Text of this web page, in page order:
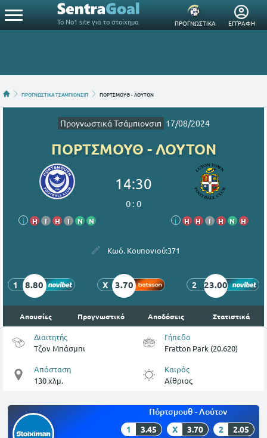
Το Νο1 site για το στοίχημα ΠΡΟΓΝΩΣΤΙΚΑ ΕΓΓΡΑΦΗ
ΠΡΟΓΝΩΣΤΙΚΑ ΤΣΑΜΠΙΟΝΣΙΠ ΠΟΡΤΣΜΟΥΘ - ΛΟΥΤΟΝ
Προγνωστικά Τσάμπιονσιπ 17/08/2024
ΠΟΡΤΣΜΟΥΘ - ΛΟΥΤΟΝ
i Η Ι Η Ι Ν Ν
14:30
0: 0
i Η Η Ι Η Ν Η
Κωδ. Κουπονιού:371
1 8.80 X 3.70 2 23.00
Απουσίες Προγνωστικό Αποδόσεις Στατιστικά
Διαιτητής
Τζον Μπάσμπι
Γήπεδο
Fratton Park (20.620)
Απόσταση
130 χλμ.
Καιρός
Αίθριος
Πόρτσμουθ - Λούτον
1 3.45 X 3.70 2 2.05